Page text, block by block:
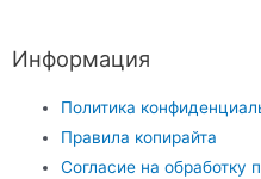
Информация
Политика
Правила копирайта
Согласие на обработку